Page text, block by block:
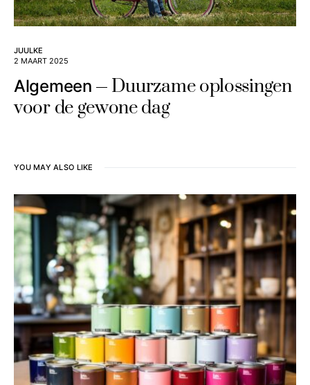
JUULKE
2 MAART 2025
Algemeen
Duurzame oplossingen
voor de gewone dag
YOU MAY ALSO LIKE